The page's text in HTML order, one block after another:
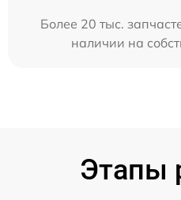
Более 20 тыс.
наличии на
Этапы